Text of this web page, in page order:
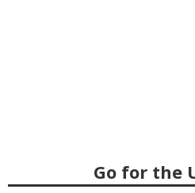
Go for the